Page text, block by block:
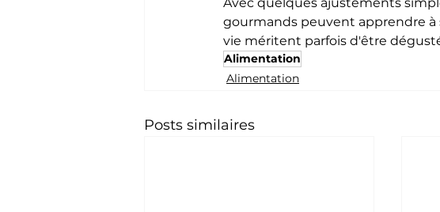
gourmands peuvent apprendre à
vie méritent parfois d'être
Alimentation
Alimentation
Posts similaires